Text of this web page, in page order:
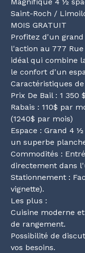
Saint-Roch /
MOIS GRATUIT
Profitez d'un
l'action au 777
idéal qui combine
le confort d'un
Caractéristiques
Prix De Bail : 1 350
Rabais : 110$ par
(1240$ par mois)
Espace : Grand 4
un superbe
Commodités :
directement dans
Stationnement :
vignette).
Les plus :
Cuisine moderne
de rangement.
Possibilité de
vos besoins.